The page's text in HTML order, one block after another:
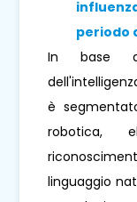
periodo
In base
è
robotica,
linguaggio